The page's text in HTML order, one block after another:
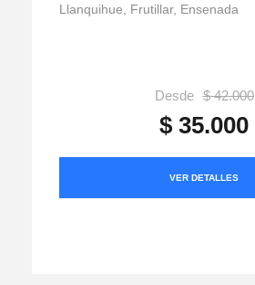
Llanquihue, Frutillar, Ensenada
Desde $ 42.000
$ 35.000
VER DETALLES